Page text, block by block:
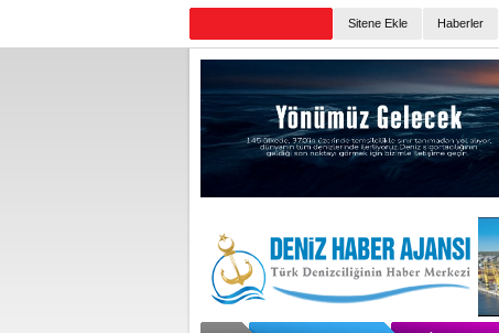
Sitene Ekle Haberler